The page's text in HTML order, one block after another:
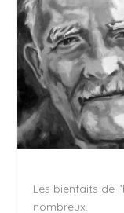
Les bienfaits de
nombreux.